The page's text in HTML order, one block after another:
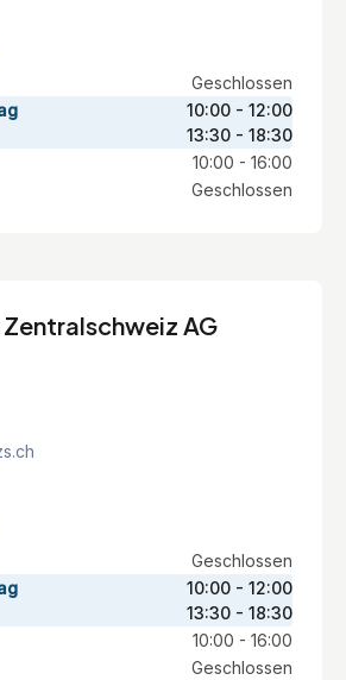
Geschlossen
10:00 - 12:00
13:30 - 18:30
10:00 - 16:00
Geschlossen
AG
Geschlossen
10:00 - 12:00
13:30 - 18:30
10:00 - 16:00
Geschlossen